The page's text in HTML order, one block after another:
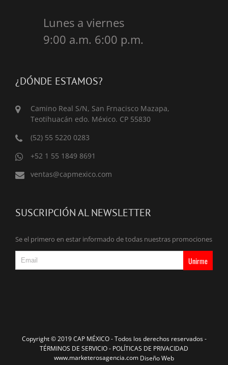
Lunes a viernes
9:00 a.m. 6:00 p.m.
¿DÓNDE ESTAMOS?
Camino Real S/N, San Frnacisco Mazapa,
Teotihuacán edo. México. CP 55830
(52) 55 5220 0283
+52 1 55 1849 8691
ventas@capmexico.com
SUSCRIPCIÓN AL NEWSLETTER
Se el primero en estar informado de todas nuestras promociones
Copyright © 2019 CAP MÉXICO - Todos los derechos reservados -
TÉRMINOS DE SERVICIO - POLÍTICAS DE PRIVACIDAD
www.marketerosagencia.com Diseño Web